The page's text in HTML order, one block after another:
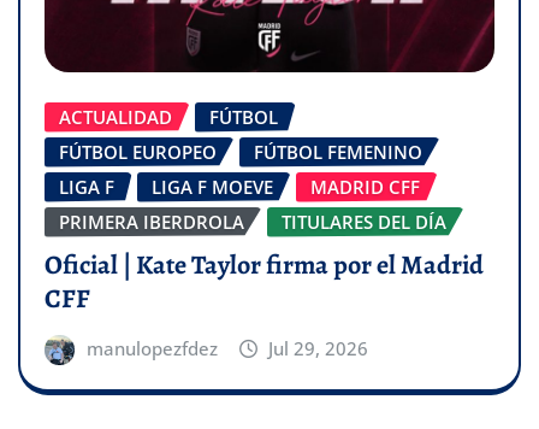
ACTUALIDAD
FÚTBOL
FÚTBOL EUROPEO
FÚTBOL FEMENINO
LIGA F
LIGA F MOEVE
MADRID CFF
PRIMERA IBERDROLA
TITULARES DEL DÍA
Oficial | Kate Taylor firma por el Madrid
CFF
manulopezfdez Jul 29, 2026